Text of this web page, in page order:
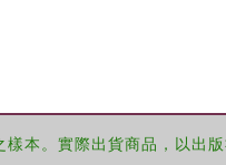
本。實際出貨商品，以出